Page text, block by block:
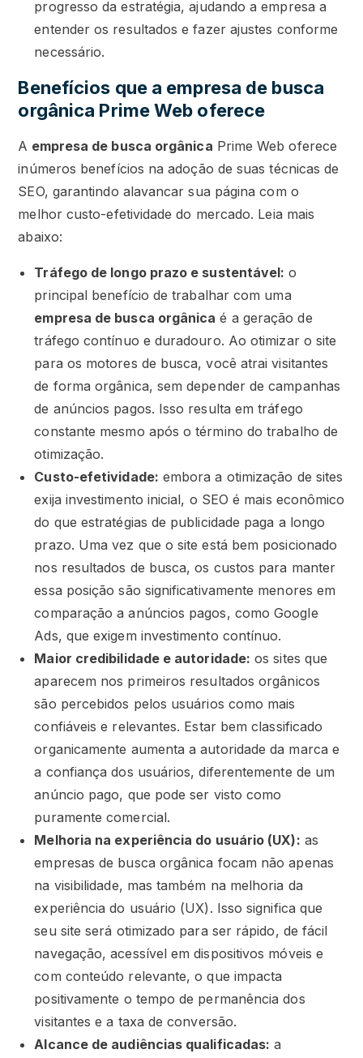
progresso da estratégia, ajudando a empresa a
entender os resultados e fazer ajustes conforme
necessário.
Benefícios que a empresa de busca
orgânica Prime Web oferece
A empresa de busca orgânica Prime Web oferece
inúmeros benefícios na adoção de suas técnicas de
SEO, garantindo alavancar sua página com o
melhor custo-efetividade do mercado. Leia mais
abaixo:
Tráfego de longo prazo e sustentável: o
principal benefício de trabalhar com uma
empresa de busca orgânica é a geração de
tráfego contínuo e duradouro. Ao otimizar o site
para os motores de busca, você atrai visitantes
de forma orgânica, sem depender de campanhas
de anúncios pagos. Isso resulta em tráfego
constante mesmo após o término do trabalho de
otimização.
Custo-efetividade: embora a otimização de sites
exija investimento inicial, o SEO é mais econômico
do que estratégias de publicidade paga a longo
prazo. Uma vez que o site está bem posicionado
nos resultados de busca, os custos para manter
essa posição são significativamente menores em
comparação a anúncios pagos, como Google
Ads, que exigem investimento contínuo.
Maior credibilidade e autoridade: os sites que
aparecem nos primeiros resultados orgânicos
são percebidos pelos usuários como mais
confiáveis e relevantes. Estar bem classificado
organicamente aumenta a autoridade da marca e
a confiança dos usuários, diferentemente de um
anúncio pago, que pode ser visto como
puramente comercial.
Melhoria na experiência do usuário (UX): as
empresas de busca orgânica focam não apenas
na visibilidade, mas também na melhoria da
experiência do usuário (UX). Isso significa que
seu site será otimizado para ser rápido, de fácil
navegação, acessível em dispositivos móveis e
com conteúdo relevante, o que impacta
positivamente o tempo de permanência dos
visitantes e a taxa de conversão.
Alcance de audiências qualificadas: a